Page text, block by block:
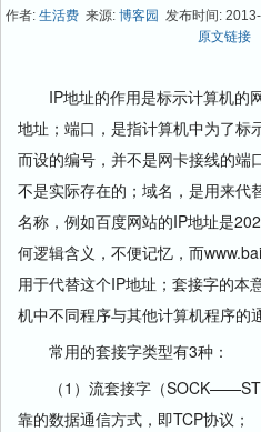
作者: 生活费 来源: 博客园 发布时间:
原文链接
IP地址的作用是标示计算机的
地址；端口，是指计算机中为了标
而设的编号，并不是网卡接线的端
不是实际存在的；域名，是用来代
名称，例如百度网站的IP地址是
何逻辑含义，不便记忆，而
用于代替这个IP地址；套接字的本
机中不同程序与其他计算机程序的
常用的套接字类型有3种：
（1）流套接字（
靠的数据通信方式，即TCP协议；